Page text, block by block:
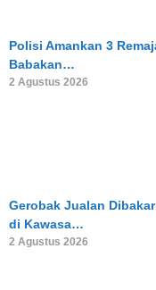
Polisi Amankan 3
Babakan…
2 Agustus 2026
Gerobak Jualan
di Kawasa…
2 Agustus 2026